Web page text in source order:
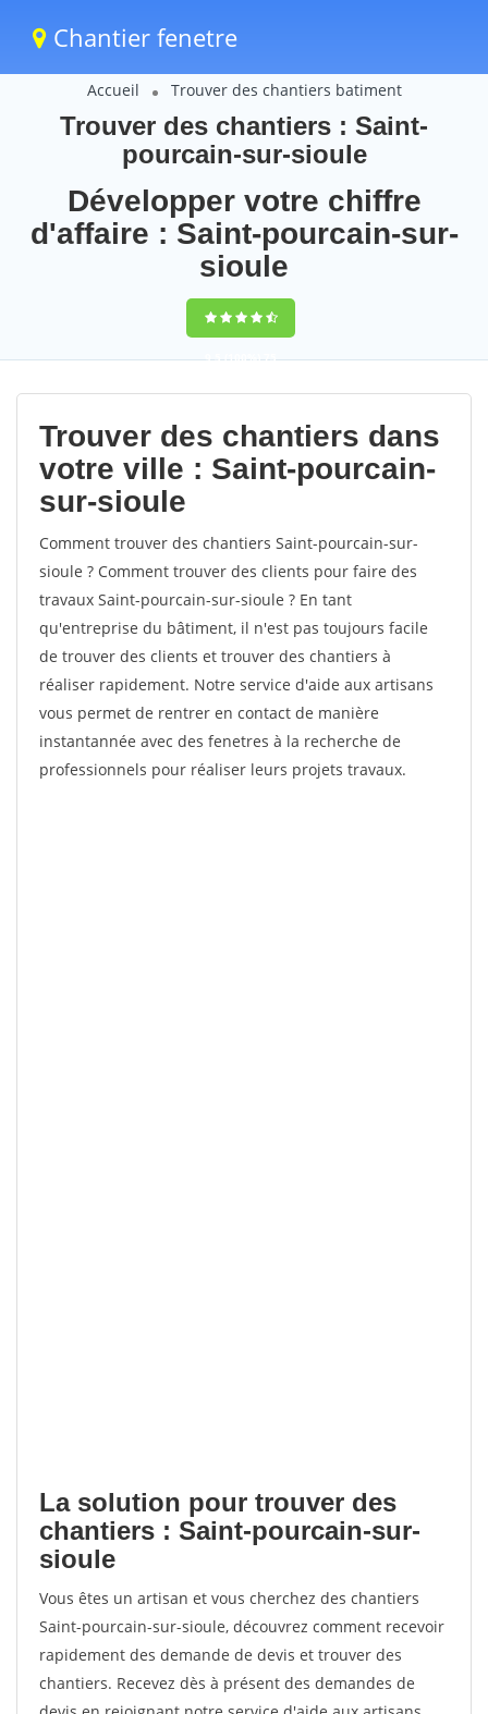
Chantier fenetre
Accueil Trouver des chantiers batiment
Trouver des chantiers : Saint-
pourcain-sur-sioule
Développer votre chiffre
d'affaire : Saint-pourcain-sur-
sioule
9,5(100%)75
votes
Trouver des chantiers dans
votre ville : Saint-pourcain-
sur-sioule
Comment trouver des chantiers Saint-pourcain-sur-
sioule ? Comment trouver des clients pour faire des
travaux Saint-pourcain-sur-sioule ? En tant
qu'entreprise du bâtiment, il n'est pas toujours facile
de trouver des clients et trouver des chantiers à
réaliser rapidement. Notre service d'aide aux artisans
vous permet de rentrer en contact de manière
instantannée avec des fenetres à la recherche de
professionnels pour réaliser leurs projets travaux.
La solution pour trouver des
chantiers : Saint-pourcain-sur-
sioule
Vous êtes un artisan et vous cherchez des chantiers
Saint-pourcain-sur-sioule, découvrez comment recevoir
rapidement des demande de devis et trouver des
chantiers. Recevez dès à présent des demandes de